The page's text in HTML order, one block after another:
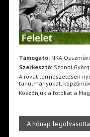
Támogató:NKA
Szerkesztő:Szondi
A rovat természetesen
tanulmányukat,
Köszönjük a fotókat a
A hónap